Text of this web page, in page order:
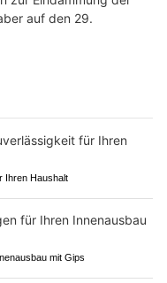
auf den 29.
Ihren Haushalt
mit Gips